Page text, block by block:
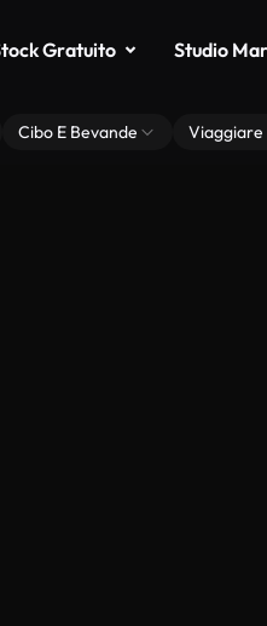
Gratuito Studio
Cibo E Bevande Viaggiare